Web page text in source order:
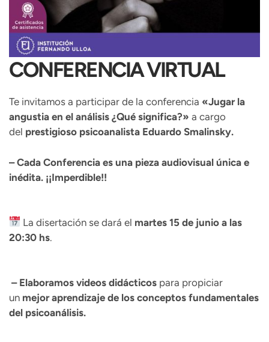
CONFERENCIA VIRTUAL
Te invitamos a participar de la conferencia «Jugar la
angustia en el análisis ¿Qué significa?» a cargo
del prestigioso psicoanalista Eduardo Smalinsky.
– Cada Conferencia es una pieza audiovisual única e
inédita. ¡¡Imperdible!!
La disertación se dará el martes 15 de junio a las
20:30 hs.
– Elaboramos videos didácticos para propiciar
un mejor aprendizaje de los conceptos fundamentales
del psicoanálisis.